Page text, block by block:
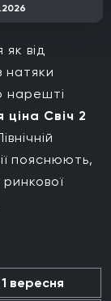
від
натяки
нарешті
ціна Свіч 2
пояснюють,
1 вересня